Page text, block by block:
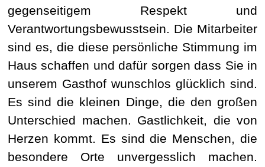
gegenseitigem Respekt und
Verantwortungsbewusstsein. Die Mitarbeiter
sind es, die diese persönliche Stimmung im
Haus schaffen und dafür sorgen dass Sie in
unserem Gasthof wunschlos glücklich sind.
Es sind die kleinen Dinge, die den großen
Unterschied machen. Gastlichkeit, die von
Herzen kommt. Es sind die Menschen, die
besondere Orte unvergesslich machen.